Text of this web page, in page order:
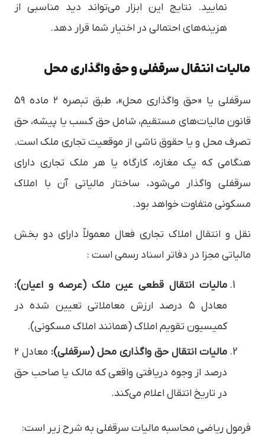
نمایید. نتایج این ابزار می‌تواند دید مناسبی از
هزینه‌های احتمالی در اختیار شما قرار دهد.
مالیات انتقال سرقفلی و حق واگذاری محل
سرقفلی یا «حق واگذاری محل»، طبق تبصره ۲ ماده ۵۹
قانون مالیات‌های مستقیم، شامل حق کسب یا پیشه، حق
تصرف محل و یا حقوق ناشی از موقعیت تجاری ملک است.
هنگامی که یک مغازه، کارگاه یا هر ملک تجاری دارای
سرقفلی واگذار می‌شود، ساختار مالیاتی آن با املاک
مسکونی متفاوت خواهد بود.
نقل و انتقال املاک تجاری فعال معمولاً دارای دو بخش
مالیاتی مجزا در دفاتر اسناد رسمی است :
مالیات انتقال قطعی عین ملک (عرصه و اعیان):
معادل ۵ درصد ارزش معاملاتی تعیین شده در
کمیسیون تقویم املاک (همانند املاک مسکونی).
مالیات انتقال حق واگذاری محل (سرقفلی):
معادل ۲
درصد از وجوه دریافتی واقعی که مالک یا صاحب حق
در تاریخ انتقال اعلام می‌کند.
فرمول ریاضی محاسبه مالیات سرقفلی به شرح زیر است: